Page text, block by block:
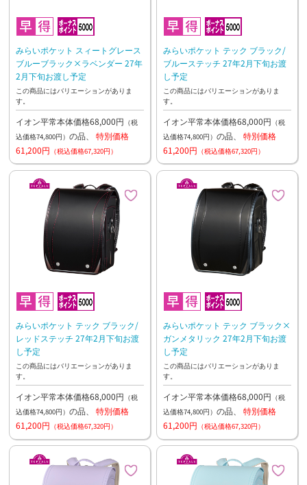
みらいポケット スィートグレース
ブルーブラック×ラベンダー 27年
2月下旬お渡し予定
この商品にはバリエーションがありま
す。
イオン平常本体価格68,000円 （税
込価格74,800円） の品、 特別価格
61,200円 （税込価格67,320円）
みらいポケット テック ブラック/
ブルーステッチ 27年2月下旬お渡
し予定
この商品にはバリエーションがありま
す。
イオン平常本体価格68,000円 （税
込価格74,800円） の品、 特別価格
61,200円 （税込価格67,320円）
みらいポケット テック ブラック/
レッドステッチ 27年2月下旬お渡
し予定
この商品にはバリエーションがありま
す。
イオン平常本体価格68,000円 （税
込価格74,800円） の品、 特別価格
61,200円 （税込価格67,320円）
みらいポケット テック ブラック×
ガンメタリック 27年2月下旬お渡
し予定
この商品にはバリエーションがありま
す。
イオン平常本体価格68,000円 （税
込価格74,800円） の品、 特別価格
61,200円 （税込価格67,320円）